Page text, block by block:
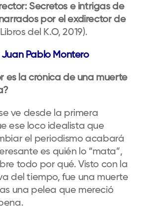
Secretos e intrigas de
por el exdirector de
del K.O, 2019).
Pablo Montero
es la crónica de una muerte
ve desde la primera
ese loco idealista que
el periodismo acabará
es quién lo “mata”,
todo por qué. Visto con la
del tiempo, fue una muerte
una pelea que mereció